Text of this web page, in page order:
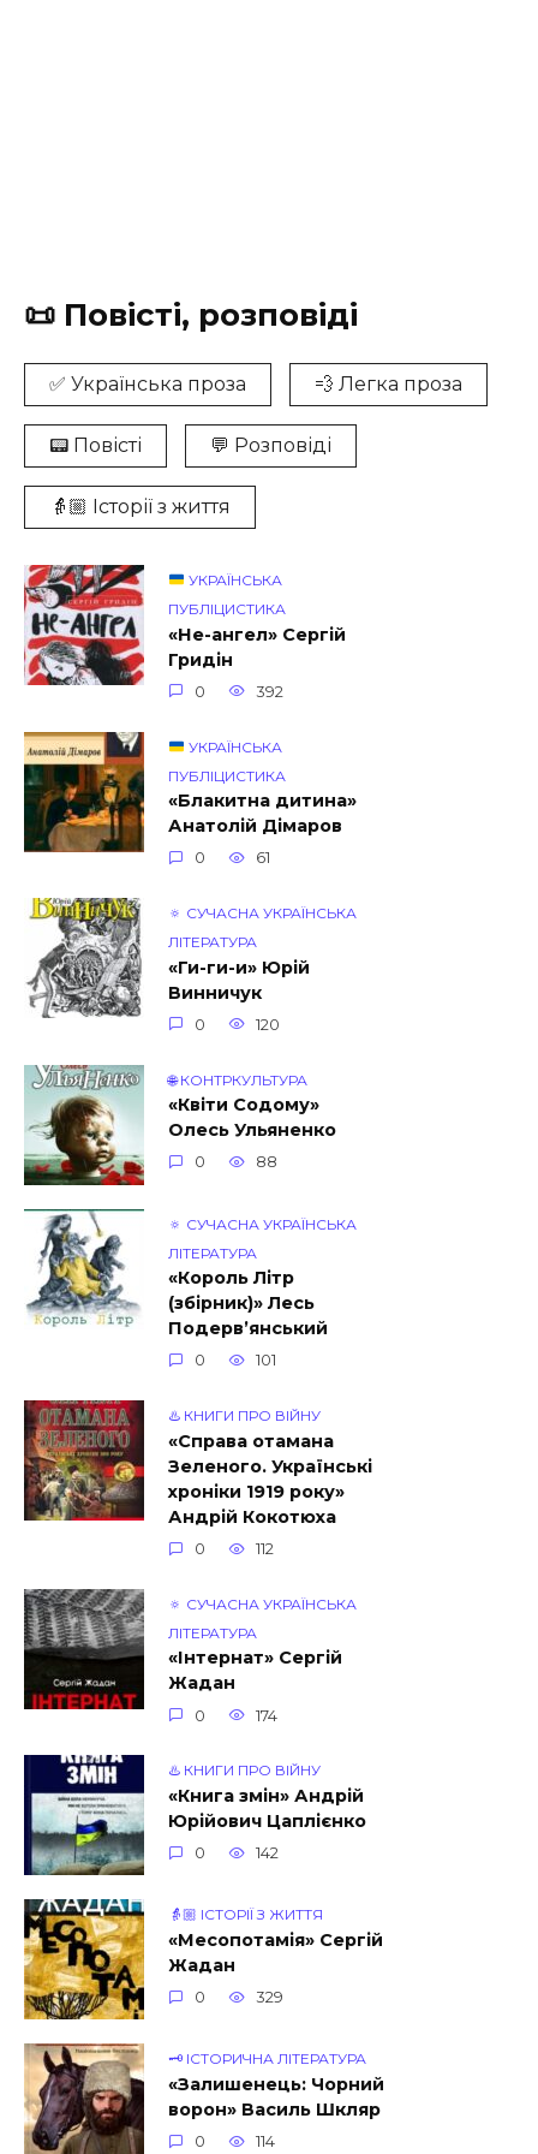
📜 Повісті, розповіді
✅ Українська проза 💨 Легка проза
📟 Повісті 💬 Розповіді
👵🏼 Історії з життя
УКРАЇНСЬКА
ПУБЛІЦИСТИКА
«Не-ангел» Сергій
Гридін
0 392
УКРАЇНСЬКА
ПУБЛІЦИСТИКА
«Блакитна дитина»
Анатолій Дімаров
0 61
🔅 СУЧАСНА УКРАЇНСЬКА
ЛІТЕРАТУРА
«Ги-ги-и» Юрій
Винничук
0 120
🌐 КОНТРКУЛЬТУРА
«Квiти Содому»
Олесь Ульяненко
0 88
🔅 СУЧАСНА УКРАЇНСЬКА
ЛІТЕРАТУРА
«Король Літр
(збірник)» Лесь
Подерв’янський
0 101
♨️ КНИГИ ПРО ВІЙНУ
«Справа отамана
Зеленого. Українські
хроніки 1919 року»
Андрій Кокотюха
0 112
🔅 СУЧАСНА УКРАЇНСЬКА
ЛІТЕРАТУРА
«Інтернат» Сергій
Жадан
0 174
♨️ КНИГИ ПРО ВІЙНУ
«Книга змін» Андрій
Юрійович Цаплієнко
0 142
👵🏼 ІСТОРІЇ З ЖИТТЯ
«Месопотамія» Сергій
Жадан
0 329
🗝 ІСТОРИЧНА ЛІТЕРАТУРА
«Залишенець: Чорний
ворон» Василь Шкляр
0 114